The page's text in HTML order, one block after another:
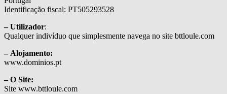
Identificação fiscal: PT505293528
– Utilizador:
Qualquer indivíduo que simplesmente navega no site bttloule.com
– Alojamento:
www.dominios.pt
– O Site:
Site www.bttloule.com